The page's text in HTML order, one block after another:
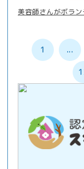
美容師さんがボラ
1 ...